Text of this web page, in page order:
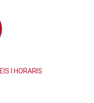
I HORARIS